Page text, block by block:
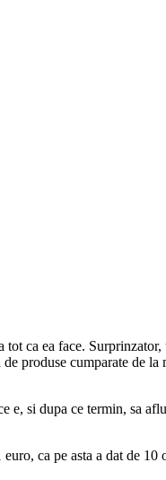
ca ea face.
produse cumparate de la
si dupa ce termin, sa
ca pe asta a dat de